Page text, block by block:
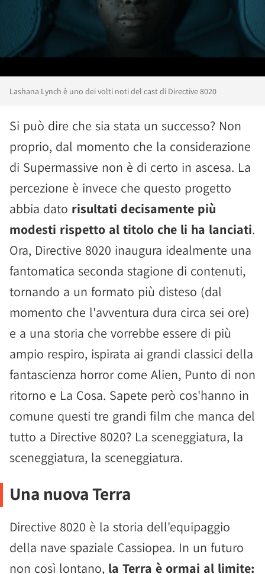
Lashana Lynch è uno dei volti noti del cast di Directive 8020
Si può dire che sia stata un successo? Non
proprio, dal momento che la considerazione
di Supermassive non è di certo in ascesa. La
percezione è invece che questo progetto
abbia dato risultati decisamente più
modesti rispetto al titolo che li ha lanciati.
Ora, Directive 8020 inaugura idealmente una
fantomatica seconda stagione di contenuti,
tornando a un formato più disteso (dal
momento che l'avventura dura circa sei ore)
e a una storia che vorrebbe essere di più
ampio respiro, ispirata ai grandi classici della
fantascienza horror come Alien, Punto di non
ritorno e La Cosa. Sapete però cos'hanno in
comune questi tre grandi film che manca del
tutto a Directive 8020? La sceneggiatura, la
sceneggiatura, la sceneggiatura.
Una nuova Terra
Directive 8020 è la storia dell'equipaggio
della nave spaziale Cassiopea. In un futuro
non così lontano, la Terra è ormai al limite: